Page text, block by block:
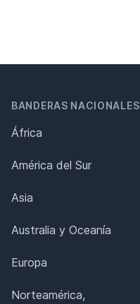
BANDERAS NACIONALES
África
América del Sur
Asia
Australia y Oceanía
Europa
Norteamérica,